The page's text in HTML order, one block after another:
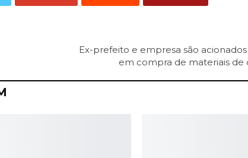
Ex-prefeito e empresa são
em compra de materiais de